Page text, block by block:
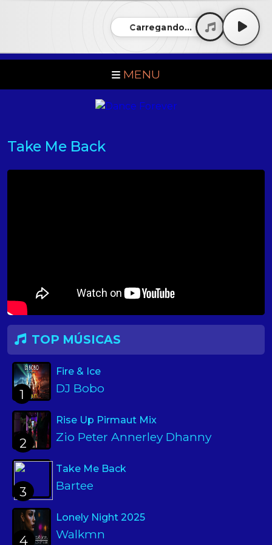
Carregando...
MENU
Take Me Back
TOP MÚSICAS
1
Fire & Ice
DJ Bobo
2
Rise Up Pirmaut Mix
Zio Peter Annerley Dhanny
3
Take Me Back
Bartee
4
Lonely Night 2025
Walkmn